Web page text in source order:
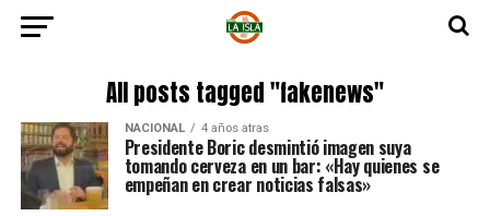
All posts tagged "fakenews"
NACIONAL 4 años atras
Presidente Boric desmintió imagen suya
tomando cerveza en un bar: «Hay quienes se
empeñan en crear noticias falsas»